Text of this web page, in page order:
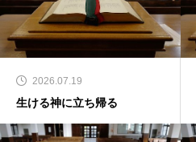
2026.07.19
生ける神に立ち帰る